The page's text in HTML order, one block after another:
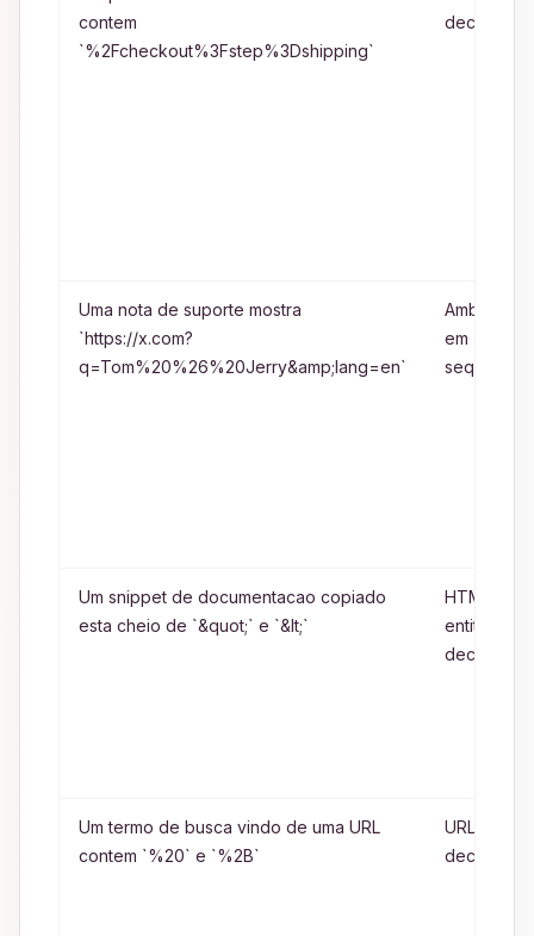
contem
`%2Fcheckout%3Fstep%3Dshipping`
decoding
Uma nota de suporte mostra
`https://x.com?
q=Tom%20%26%20Jerry&amp;lang=en`
Ambos,
em
sequencia
Um snippet de documentacao copiado
esta cheio de `&quot;` e `&lt;`
HTML
entity
decoding
Um termo de busca vindo de uma URL
contem `%20` e `%2B`
URL
decoding